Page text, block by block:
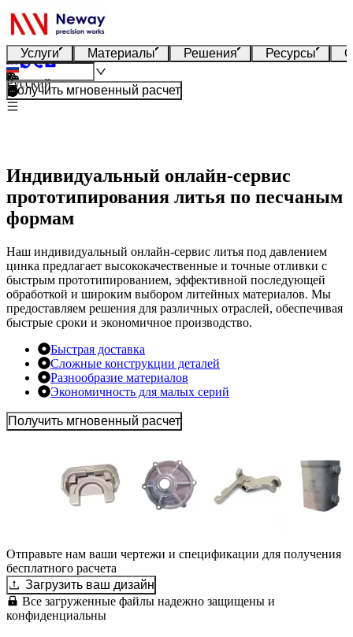
Услуги Материалы Решения Ресурсы
Русский
Получить мгновенный расчет
Индивидуальный онлайн-сервис
прототипирования литья по песчаным
формам
Наш индивидуальный онлайн-сервис литья под давлением
цинка предлагает высококачественные и точные отливки с
быстрым прототипированием, эффективной последующей
обработкой и широким выбором литейных материалов. Мы
предоставляем решения для различных отраслей, обеспечивая
быстрые сроки и экономичное производство.
Быстрая доставка
Сложные конструкции деталей
Разнообразие материалов
Экономичность для малых серий
Получить мгновенный расчет
Отправьте нам ваши чертежи и спецификации для получения
бесплатного расчета
Загрузить ваш дизайн
Все загруженные файлы надежно защищены и
конфиденциальны